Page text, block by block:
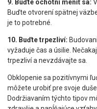
9. Buďte ochotní meniť sa:
Buďte otvorení spätnej
je to potrebné.
10. Buďte trpezliví:
vyžaduje čas a úsilie.
trpezliví a nevzdávajte sa.
Obklopenie sa pozitívnymi
môžete urobiť pre svoje
Dodržiavaním týchto tipov